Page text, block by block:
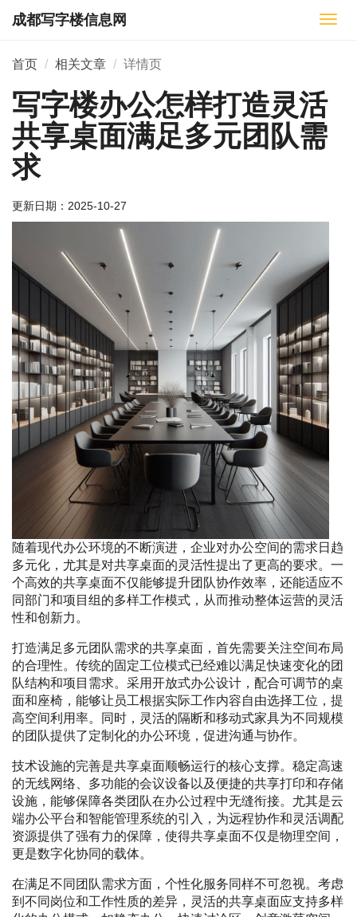
切
成都写字楼信息网
首页 相关文章 详情页
写字楼办公怎样打造灵活
共享桌面满足多元团队需
求
更新日期： 2025-10-27
随着现代办公环境的不断演进，企业对办公空间的需求日趋
多元化，尤其是对共享桌面的灵活性提出了更高的要求。一
个高效的共享桌面不仅能够提升团队协作效率，还能适应不
同部门和项目组的多样工作模式，从而推动整体运营的灵活
性和创新力。
打造满足多元团队需求的共享桌面，首先需要关注空间布局
的合理性。传统的固定工位模式已经难以满足快速变化的团
队结构和项目需求。采用开放式办公设计，配合可调节的桌
面和座椅，能够让员工根据实际工作内容自由选择工位，提
高空间利用率。同时，灵活的隔断和移动式家具为不同规模
的团队提供了定制化的办公环境，促进沟通与协作。
技术设施的完善是共享桌面顺畅运行的核心支撑。稳定高速
的无线网络、多功能的会议设备以及便捷的共享打印和存储
设施，能够保障各类团队在办公过程中无缝衔接。尤其是云
端办公平台和智能管理系统的引入，为远程协作和灵活调配
资源提供了强有力的保障，使得共享桌面不仅是物理空间，
更是数字化协同的载体。
在满足不同团队需求方面，个性化服务同样不可忽视。考虑
到不同岗位和工作性质的差异，灵活的共享桌面应支持多样